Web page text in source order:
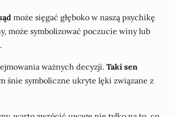
może sięgać głęboko w naszą psychikę
może symbolizować poczucie winy lub
.
ważnych decyzji. Taki sen
śnie symboliczne ukryte lęki związane z